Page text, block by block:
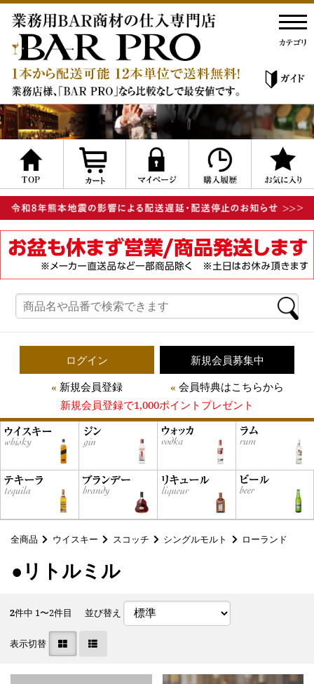
ログイン
新規会員登録
新規会員募集中
会員特典はこちらから
新規会員登録で1,000ポイントプレゼント
全商品 ウイスキー スコッチ シングルモルト ローランド
●リトルミル
2件中 1〜2件目 並び替え
表示切替